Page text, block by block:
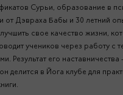
Сурьи, образование в
от Дэвраха Бабы и 30 летний
свое качество жизни,
учеников через работу с
Результат его
делится в Йога клубе для